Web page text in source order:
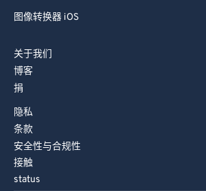
图像转换器 iOS
关于我们
博客
捐
隐私
条款
安全性与合规性
接触
status